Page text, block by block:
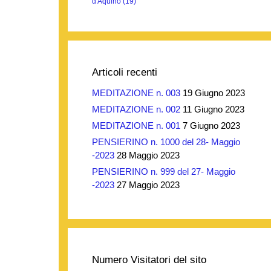
Articoli recenti
MEDITAZIONE n. 003 19 Giugno 2023
MEDITAZIONE n. 002 11 Giugno 2023
MEDITAZIONE n. 001 7 Giugno 2023
PENSIERINO n. 1000 del 28- Maggio
-2023 28 Maggio 2023
PENSIERINO n. 999 del 27- Maggio
-2023 27 Maggio 2023
Numero Visitatori del sito